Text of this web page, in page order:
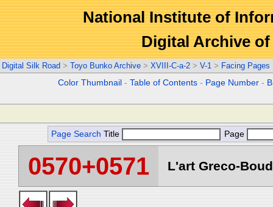
National Institute of
Digital Archive
Digital Silk Road > Toyo Bunko Archive > XVIII-C-a-2 > V-1 > Facing Pages
Color Thumbnail -Table of Contents - Page Number -
Page Search Title Page
0570+0571 L'art Greco-